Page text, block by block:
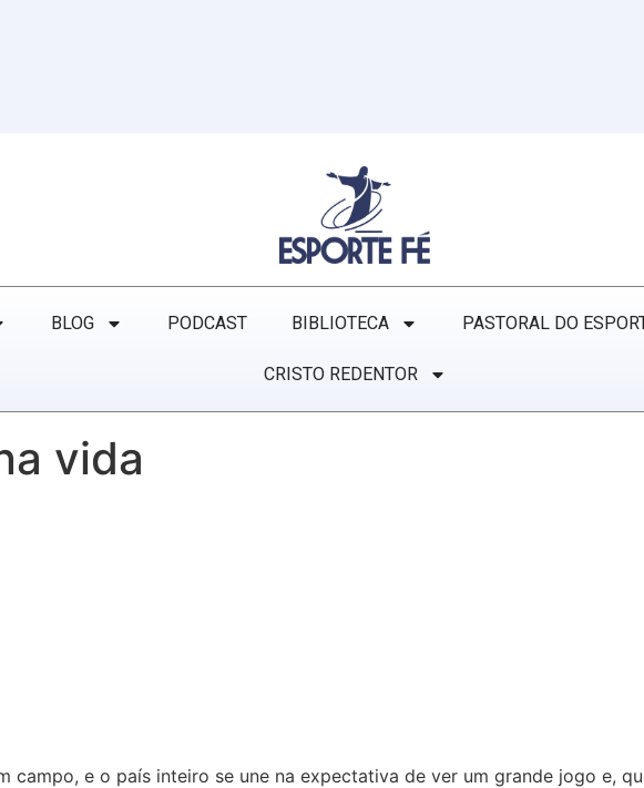
BLOG PODCAST BIBLIOTECA PASTORAL DO
CRISTO REDENTOR
vida
campo, e o país inteiro se une na expectativa de ver um grande jogo e,